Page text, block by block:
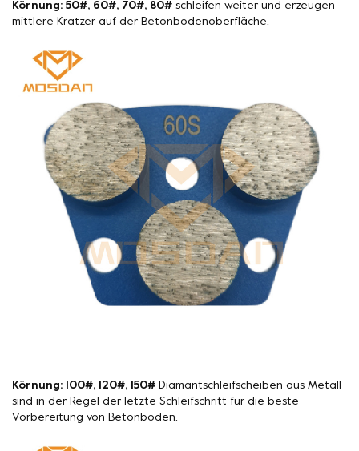
Körnung: 50#, 60#, 70#, 80# schleifen weiter und erzeugen
mittlere Kratzer auf der Betonbodenoberfläche.
Körnung: 100#, 120#, 150#
Diamantschleifscheiben aus Metall
sind in der Regel der letzte Schleifschritt für die beste
Vorbereitung von Betonböden.